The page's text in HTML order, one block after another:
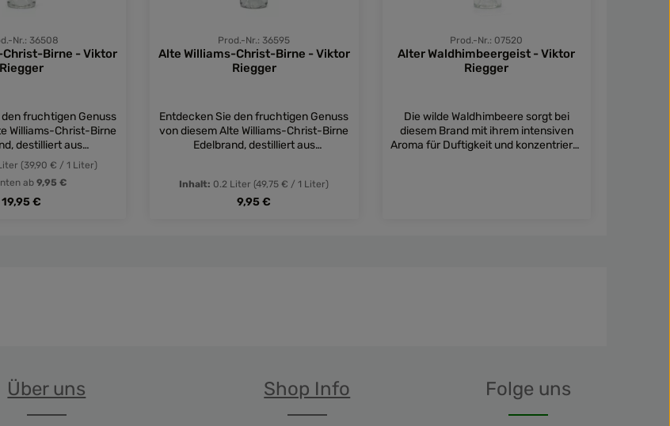
Nr.: 36508
Christ-Birne - Viktor
Riegger
fruchtigen Genuss
Williams-Christ-Birne
destilliert aus
Birnen. Perfekt als
einem guten Essen!
(39,90 € / 1 Liter)
ab9,95 €
Regulärer Preis:
19,95 €
Prod.-Nr.: 36595
Alte Williams-Christ-Birne - Viktor
Riegger
Entdecken Sie den fruchtigen Genuss
von diesem Alte Williams-Christ-Birne
Edelbrand, destilliert aus
Inhalt: 0.2 Liter (49,75 € / 1 Liter)
Regulärer Preis:
9,95 €
Prod.-Nr.: 07520
Alter Waldhimbeergeist - Viktor
Riegger
Die wilde Waldhimbeere sorgt bei
diesem Brand mit ihrem intensiven
Aroma für Duftigkeit und konzentrierte
Über uns Shop Info Folge uns